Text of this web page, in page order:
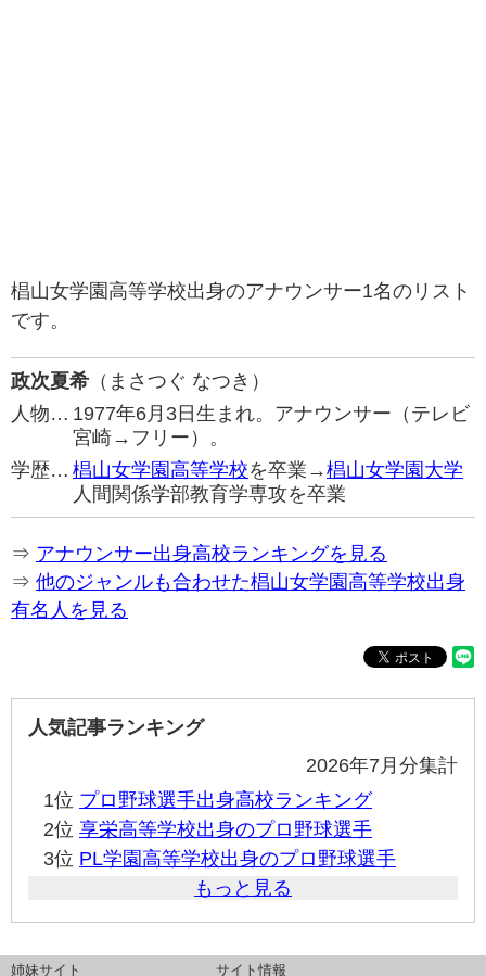
椙山女学園高等学校出身のアナウンサー1名のリスト
です。
政次夏希 （まさつぐ なつき）
人物… 1977年6月3日生まれ。アナウンサー（テレビ
宮崎→フリー）。
学歴… 椙山女学園高等学校を卒業→椙山女学園大学
人間関係学部教育学専攻を卒業
⇒ アナウンサー出身高校ランキングを見る
⇒ 他のジャンルも合わせた椙山女学園高等学校出身
有名人を見る
人気記事ランキング
2026年7月分集計
1位 プロ野球選手出身高校ランキング
2位 享栄高等学校出身のプロ野球選手
3位 PL学園高等学校出身のプロ野球選手
もっと見る
姉妹サイト サイト情報